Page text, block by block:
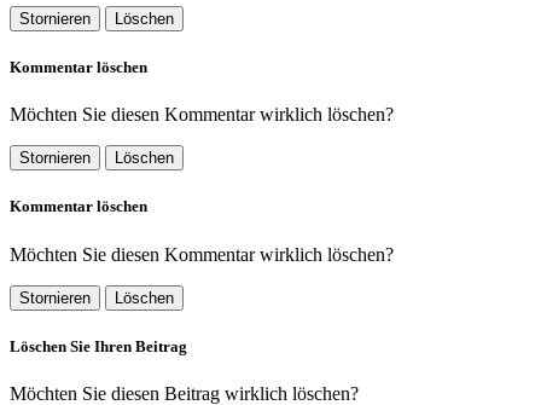
Stornieren Löschen
Kommentar löschen
Möchten Sie diesen Kommentar wirklich löschen?
Stornieren Löschen
Kommentar löschen
Möchten Sie diesen Kommentar wirklich löschen?
Stornieren Löschen
Löschen Sie Ihren Beitrag
Möchten Sie diesen Beitrag wirklich löschen?